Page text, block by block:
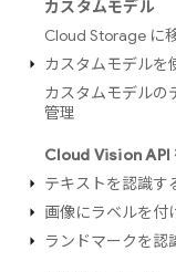
カスタムモデル
Cloud Storage に
カスタムモデルを
カスタムモデルの
管理
Cloud Vision API
テキストを認識す
画像にラベルを付
ランドマークを認